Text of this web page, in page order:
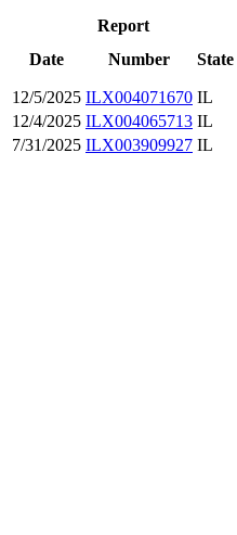
Report
Date
Number State
12/5/2025 ILX004071670 IL
12/4/2025 ILX004065713 IL
7/31/2025 ILX003909927 IL